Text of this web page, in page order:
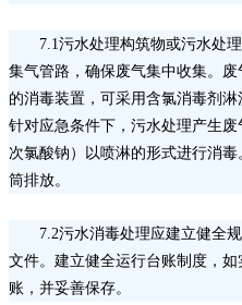
7.1污水处理构筑物或污水处
集气管路，确保废气集中收集。
的消毒装置，可采用含氯消毒剂淋
针对应急条件下，污水处理产生
次氯酸钠）以喷淋的形式进行消
筒排放。
7.2污水消毒处理应建立健全
文件。建立健全运行台账制度，
账，并妥善保存。